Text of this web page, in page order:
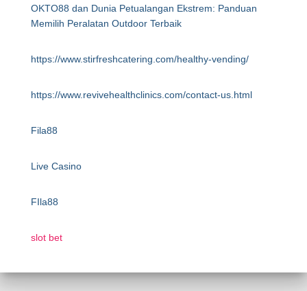
OKTO88 dan Dunia Petualangan Ekstrem: Panduan
Memilih Peralatan Outdoor Terbaik
https://www.stirfreshcatering.com/healthy-vending/
https://www.revivehealthclinics.com/contact-us.html
Fila88
Live Casino
FIla88
slot bet